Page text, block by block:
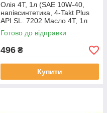
Олія 4T, 1л (SAE 10W-40,
напівсинтетика, 4-Takt Plus
API SL. 7202 Масло 4T, 1л
(SAE 10W-40, полусинтетика,
4-Takt Plus, MC-M-773
Готово до відправки
496 ₴
Купити